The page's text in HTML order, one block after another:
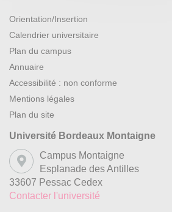
Orientation/Insertion
Calendrier universitaire
Plan du campus
Annuaire
Accessibilité : non conforme
Mentions légales
Plan du site
Université Bordeaux Montaigne
Campus Montaigne
Esplanade des Antilles
33607 Pessac Cedex
Contacter l'université